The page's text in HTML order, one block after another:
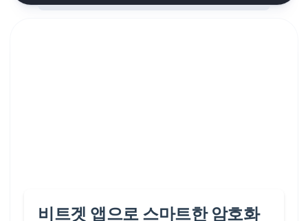
비트겟 앱으로 스마트한 암호화